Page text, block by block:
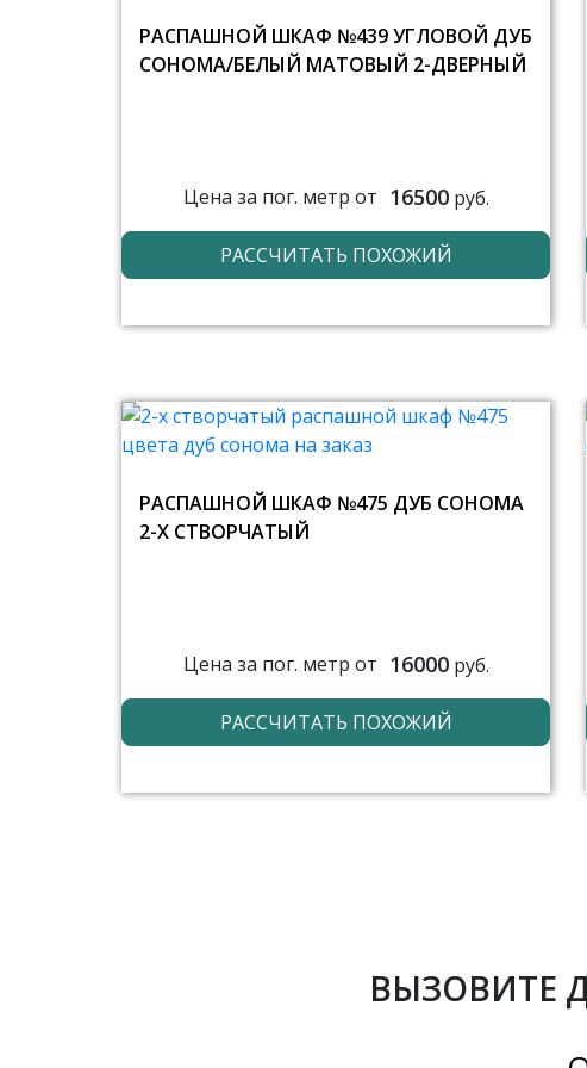
РАСПАШНОЙ ШКАФ №439 УГЛОВОЙ ДУБ
СОНОМА/БЕЛЫЙ МАТОВЫЙ 2-ДВЕРНЫЙ
Цена за пог. метр от 16500руб.
РАССЧИТАТЬ ПОХОЖИЙ
РАСПАШНОЙ ШКАФ №475 ДУБ СОНОМА
2-Х СТВОРЧАТЫЙ
Цена за пог. метр от 16000руб.
РАССЧИТАТЬ ПОХОЖИЙ
ВЫЗОВИТЕ